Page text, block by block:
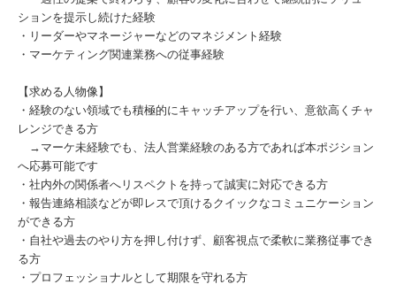
ションを提示し続けた経験
・リーダーやマネージャーなどのマネジメント経験
・マーケティング関連業務への従事経験
【求める人物像】
・経験のない領域でも積極的にキャッチアップを行い、意欲高くチャ
レンジできる方
→マーケ未経験でも、法人営業経験のある方であれば本ポジション
へ応募可能です
・社内外の関係者へリスペクトを持って誠実に対応できる方
・報告連絡相談などが即レスで頂けるクイックなコミュニケーション
ができる方
・自社や過去のやり方を押し付けず、顧客視点で柔軟に業務従事でき
る方
・プロフェッショナルとして期限を守れる方